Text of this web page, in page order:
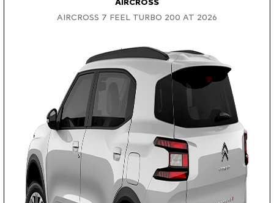
AIRCROSS
AIRCROSS 7 FEEL TURBO 200 AT 2026